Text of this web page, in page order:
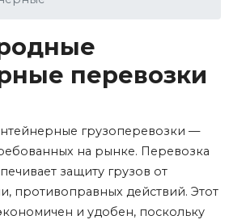
перевозки
грузоперевозки —
на рынке. Перевозка
защиту грузов от
противоправных действий. Этот
и удобен, поскольку